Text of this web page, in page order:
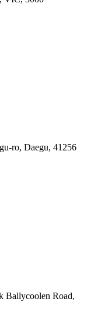
ro, Daegu, 41256
Ballycoolen Road,